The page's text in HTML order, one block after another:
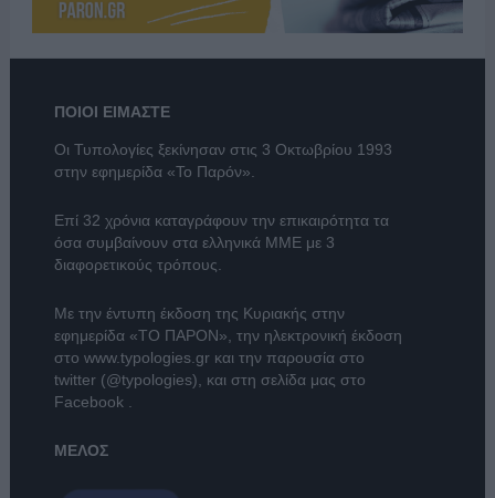
ΠΟΙΟΙ ΕΙΜΑΣΤΕ
Οι Τυπολογίες ξεκίνησαν στις 3 Οκτωβρίου 1993
στην εφημερίδα «Το Παρόν».
Επί 32 χρόνια καταγράφουν την επικαιρότητα τα
όσα συμβαίνουν στα ελληνικά ΜΜΕ με 3
διαφορετικούς τρόπους.
Με την έντυπη έκδοση της Κυριακής στην
εφημερίδα «ΤΟ ΠΑΡΟΝ» , την ηλεκτρονική έκδοση
στο www.typologies.grκαι την παρουσία στο
twitter (@typologies) , και στη σελίδα μας στο
Facebook
ΜΕΛΟΣ